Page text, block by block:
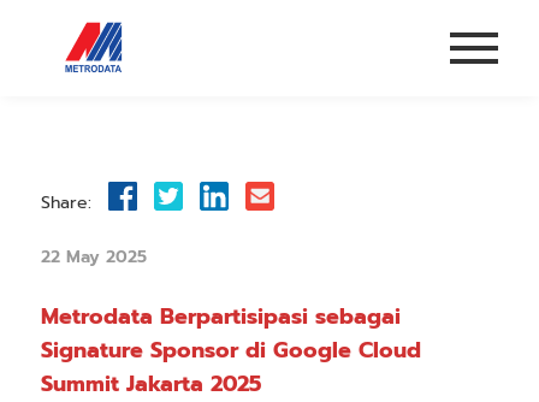
22 May 2025
Share:
Metrodata Berpartisipasi sebagai
Signature Sponsor di Google Cloud
Summit Jakarta 2025